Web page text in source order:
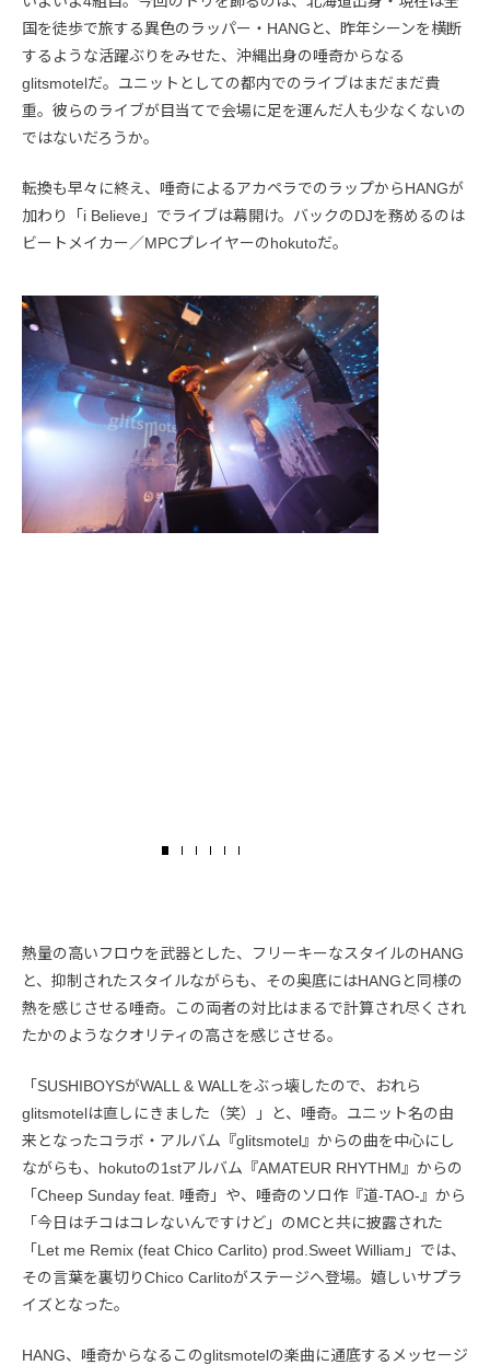
国を徒歩で旅する異色のラッパー・HANGと、昨年シーンを横断
するような活躍ぶりをみせた、沖縄出身の唾奇からなる
glitsmotelだ。ユニットとしての都内でのライブはまだまだ貴
重。彼らのライブが目当てで会場に足を運んだ人も少なくないの
ではないだろうか。
転換も早々に終え、唾奇によるアカペラでのラップからHANGが
加わり「i Believe」でライブは幕開け。バックのDJを務めるのは
ビートメイカー／MPCプレイヤーのhokutoだ。
熱量の高いフロウを武器とした、フリーキーなスタイルのHANG
と、抑制されたスタイルながらも、その奥底にはHANGと同様の
熱を感じさせる唾奇。この両者の対比はまるで計算され尽くされ
たかのようなクオリティの高さを感じさせる。
「SUSHIBOYSがWALL & WALLをぶっ壊したので、おれら
glitsmotelは直しにきました（笑）」と、唾奇。ユニット名の由
来となったコラボ・アルバム『glitsmotel』からの曲を中心にし
ながらも、hokutoの1stアルバム『AMATEUR RHYTHM』からの
「Cheep Sunday feat. 唾奇」や、唾奇のソロ作『道-TAO-』から
「今日はチコはコレないんですけど」のMCと共に披露された
「Let me Remix (feat Chico Carlito) prod.Sweet William」では、
その言葉を裏切りChico Carlitoがステージへ登場。嬉しいサプラ
イズとなった。
HANG、唾奇からなるこのglitsmotelの楽曲に通底するメッセージ